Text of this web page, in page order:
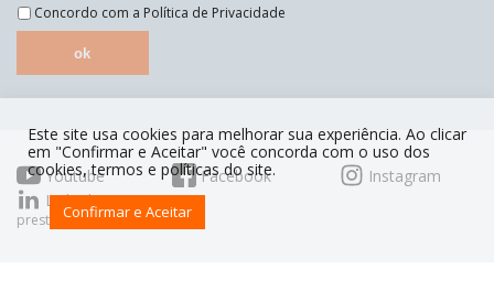
Concordo com a Política de Privacidade
ok
Youtube Facebook
Instagram
Linkedin
prestoorganiza.com.br
Este site usa cookies para melhorar sua experiência. Ao clicar
em "Confirmar e Aceitar" você concorda com o uso dos
cookies, termos e políticas do site.
Confirmar e Aceitar